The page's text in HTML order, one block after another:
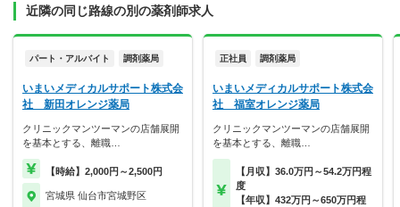
近隣の同じ路線の別の薬剤師求人
パート・アルバイト 調剤薬局
いまいメディカルサポート株式会
社 新田オレンジ薬局
クリニックマンツーマンの店舗展開
を基本とする、離職…
【時給】2,000円～2,500円
宮城県 仙台市宮城野区
正社員 調剤薬局
いまいメディカルサポート株式会
社 福室オレンジ薬局
クリニックマンツーマンの店舗展開
を基本とする、離職…
【月収】36.0万円～54.2万円程
度
【年収】432万円～650万円程